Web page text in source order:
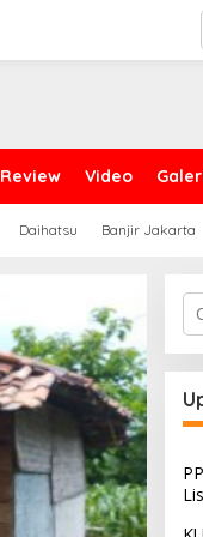
Review Video
Daihatsu Banjir Jakarta